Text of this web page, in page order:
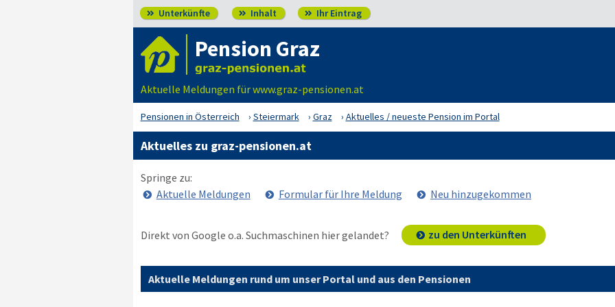
 Unterkünfte  Inhalt  Ihr Eintrag
Pension Graz
Aktuelle Meldungen für www.graz-pensionen.at
Pensionen in Österreich Steiermark Graz Aktuelles / neueste Pension im Portal
Aktuelles zu graz-pensionen.at
Springe zu:
Aktuelle Meldungen
Formular für Ihre Meldung Neu hinzugekommen
Direkt von Google o.a. Suchmaschinen hier gelandet? zu den Unterkünften
Aktuelle Meldungen rund um unser Portal und aus den Pensionen